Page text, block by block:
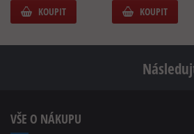
KOUPIT KOUPIT
VŠE O NÁKUPU